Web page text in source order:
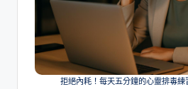
拒絕內耗！每天五分鐘的心靈排毒